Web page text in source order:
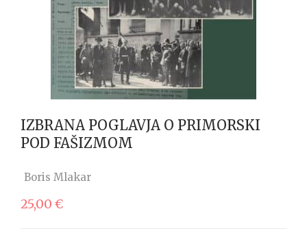
IZBRANA POGLAVJA O PRIMORSKI
POD FAŠIZMOM
Boris Mlakar
25,00 €